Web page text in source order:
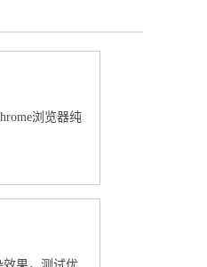
浏览器纯